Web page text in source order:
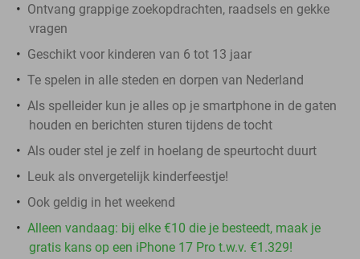
Ontvang grappige zoekopdrachten, raadsels en gekke
vragen
Geschikt voor kinderen van 6 tot 13 jaar
Te spelen in alle steden en dorpen van Nederland
Als spelleider kun je alles op je smartphone in de gaten
houden en berichten sturen tijdens de tocht
Als ouder stel je zelf in hoelang de speurtocht duurt
Leuk als onvergetelijk kinderfeestje!
Ook geldig in het weekend
Alleen vandaag: bij elke €10 die je besteedt, maak je
gratis kans op een iPhone 17 Pro t.w.v. €1.329!